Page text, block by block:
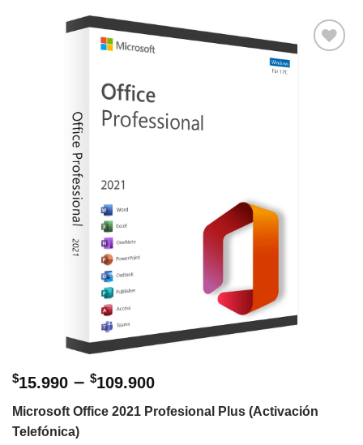
$15.990 – $109.900
Microsoft Office 2021 Profesional Plus (Activación
Telefónica)